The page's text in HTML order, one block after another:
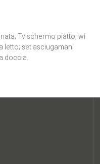
Tv schermo piatto; wi
letto; set asciugamani
doccia.